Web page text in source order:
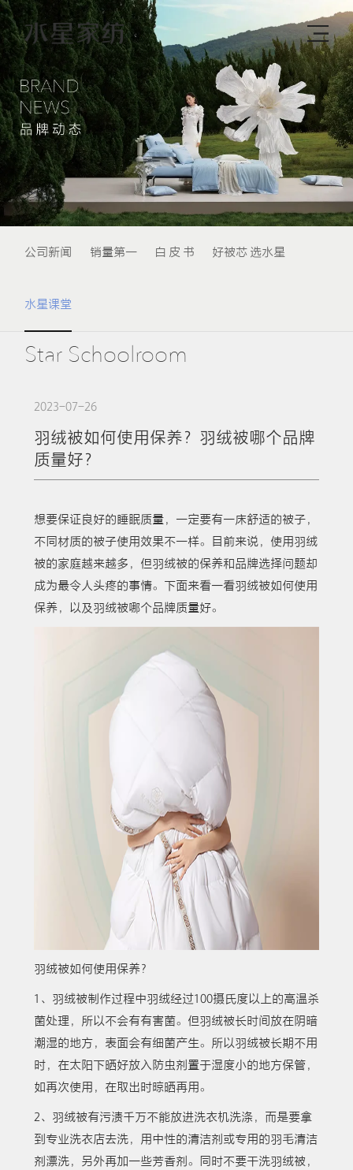
公司新闻 销量第一 白 皮 书 好被芯 选水星
水星课堂
Star Schoolroom
2023-07-26
羽绒被如何使用保养？羽绒被哪个品牌
质量好？
想要保证良好的睡眠质量，一定要有一床舒适的被子，
不同材质的被子使用效果不一样。目前来说，使用羽绒
被的家庭越来越多，但羽绒被的保养和品牌选择问题却
成为最令人头疼的事情。下面来看一看羽绒被如何使用
保养，以及羽绒被哪个品牌质量好。
羽绒被如何使用保养？
1、羽绒被制作过程中羽绒经过100摄氏度以上的高温杀
菌处理，所以不会有有害菌。但羽绒被长时间放在阴暗
潮湿的地方，表面会有细菌产生。所以羽绒被长期不用
时，在太阳下晒好放入防虫剂置于湿度小的地方保管，
如再次使用，在取出时晾晒再用。
2、羽绒被有污渍千万不能放进洗衣机洗涤，而是要拿
到专业洗衣店去洗，用中性的清洁剂或专用的羽毛清洁
剂漂洗，另外再加一些芳香剂。同时不要干洗羽绒被，